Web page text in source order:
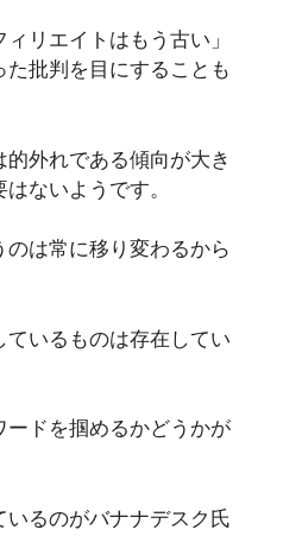
リエイトはもう古い」
批判を目にすることも
外れである傾向が大き
ないようです。
は常に移り変わるから
いるものは存在してい
ドを掴めるかどうかが
るのがバナナデスク氏